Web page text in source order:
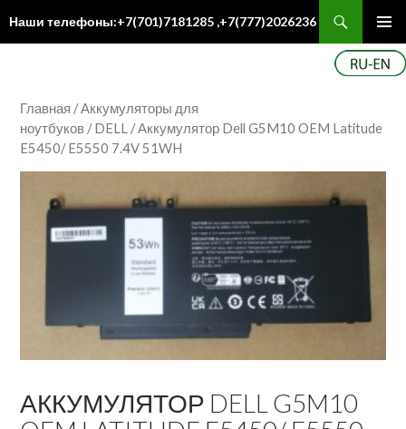
Наши телефоны:+7(701)7181285 ,+7(777)2026236
Главная /Аккумуляторы для
ноутбуков /DELL / Аккумулятор Dell G5M10 OEM Latitude
E5450/ E5550 7.4V 51WH
АККУМУЛЯТОР DELL G5M10